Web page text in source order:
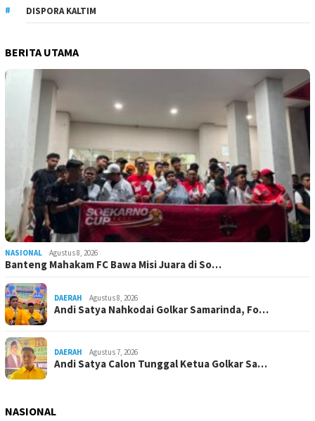
DISPORA KALTIM
BERITA UTAMA
NASIONAL Agustus 8, 2026
Banteng Mahakam FC Bawa Misi Juara di So…
DAERAH Agustus 8, 2026
Andi Satya Nahkodai Golkar Samarinda, Fo…
DAERAH Agustus 7, 2026
Andi Satya Calon Tunggal Ketua Golkar Sa…
NASIONAL